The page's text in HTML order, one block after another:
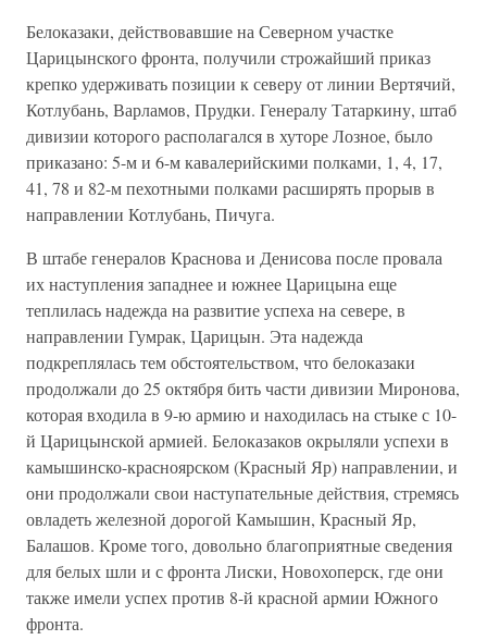
Белоказаки, действовавшие на Северном участке
Царицынского фронта, получили строжайший приказ
крепко удерживать позиции к северу от линии Вертячий,
Котлубань, Варламов, Прудки. Генералу Татаркину, штаб
дивизии которого располагался в хуторе Лозное, было
приказано: 5-м и 6-м кавалерийскими полками, 1, 4, 17,
41, 78 и 82-м пехотными полками расширять прорыв в
направлении Котлубань, Пичуга.
В штабе генералов Краснова и Денисова после провала
их наступления западнее и южнее Царицына еще
теплилась надежда на развитие успеха на севере, в
направлении Гумрак, Царицын. Эта надежда
подкреплялась тем обстоятельством, что белоказаки
продолжали до 25 октября бить части дивизии Миронова,
которая входила в 9-ю армию и находилась на стыке с 10-
й Царицынской армией. Белоказаков окрыляли успехи в
камышинско-красноярском (Красный Яр) направлении, и
они продолжали свои наступательные действия, стремясь
овладеть железной дорогой Камышин, Красный Яр,
Балашов. Кроме того, довольно благоприятные сведения
для белых шли и с фронта Лиски, Новохоперск, где они
также имели успех против 8-й красной армии Южного
фронта.